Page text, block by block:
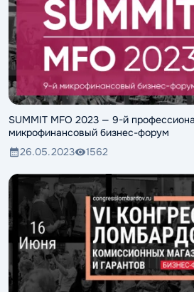
SUMMIT MFO 2023 — 9-й
микрофинансовый бизнес-форум
26.05.2023
1562